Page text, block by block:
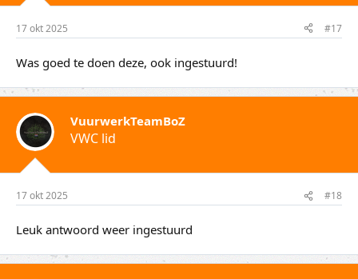
17 okt 2025 #17
Was goed te doen deze, ook ingestuurd!
VuurwerkTeamBoZ
VWC lid
17 okt 2025 #18
Leuk antwoord weer ingestuurd